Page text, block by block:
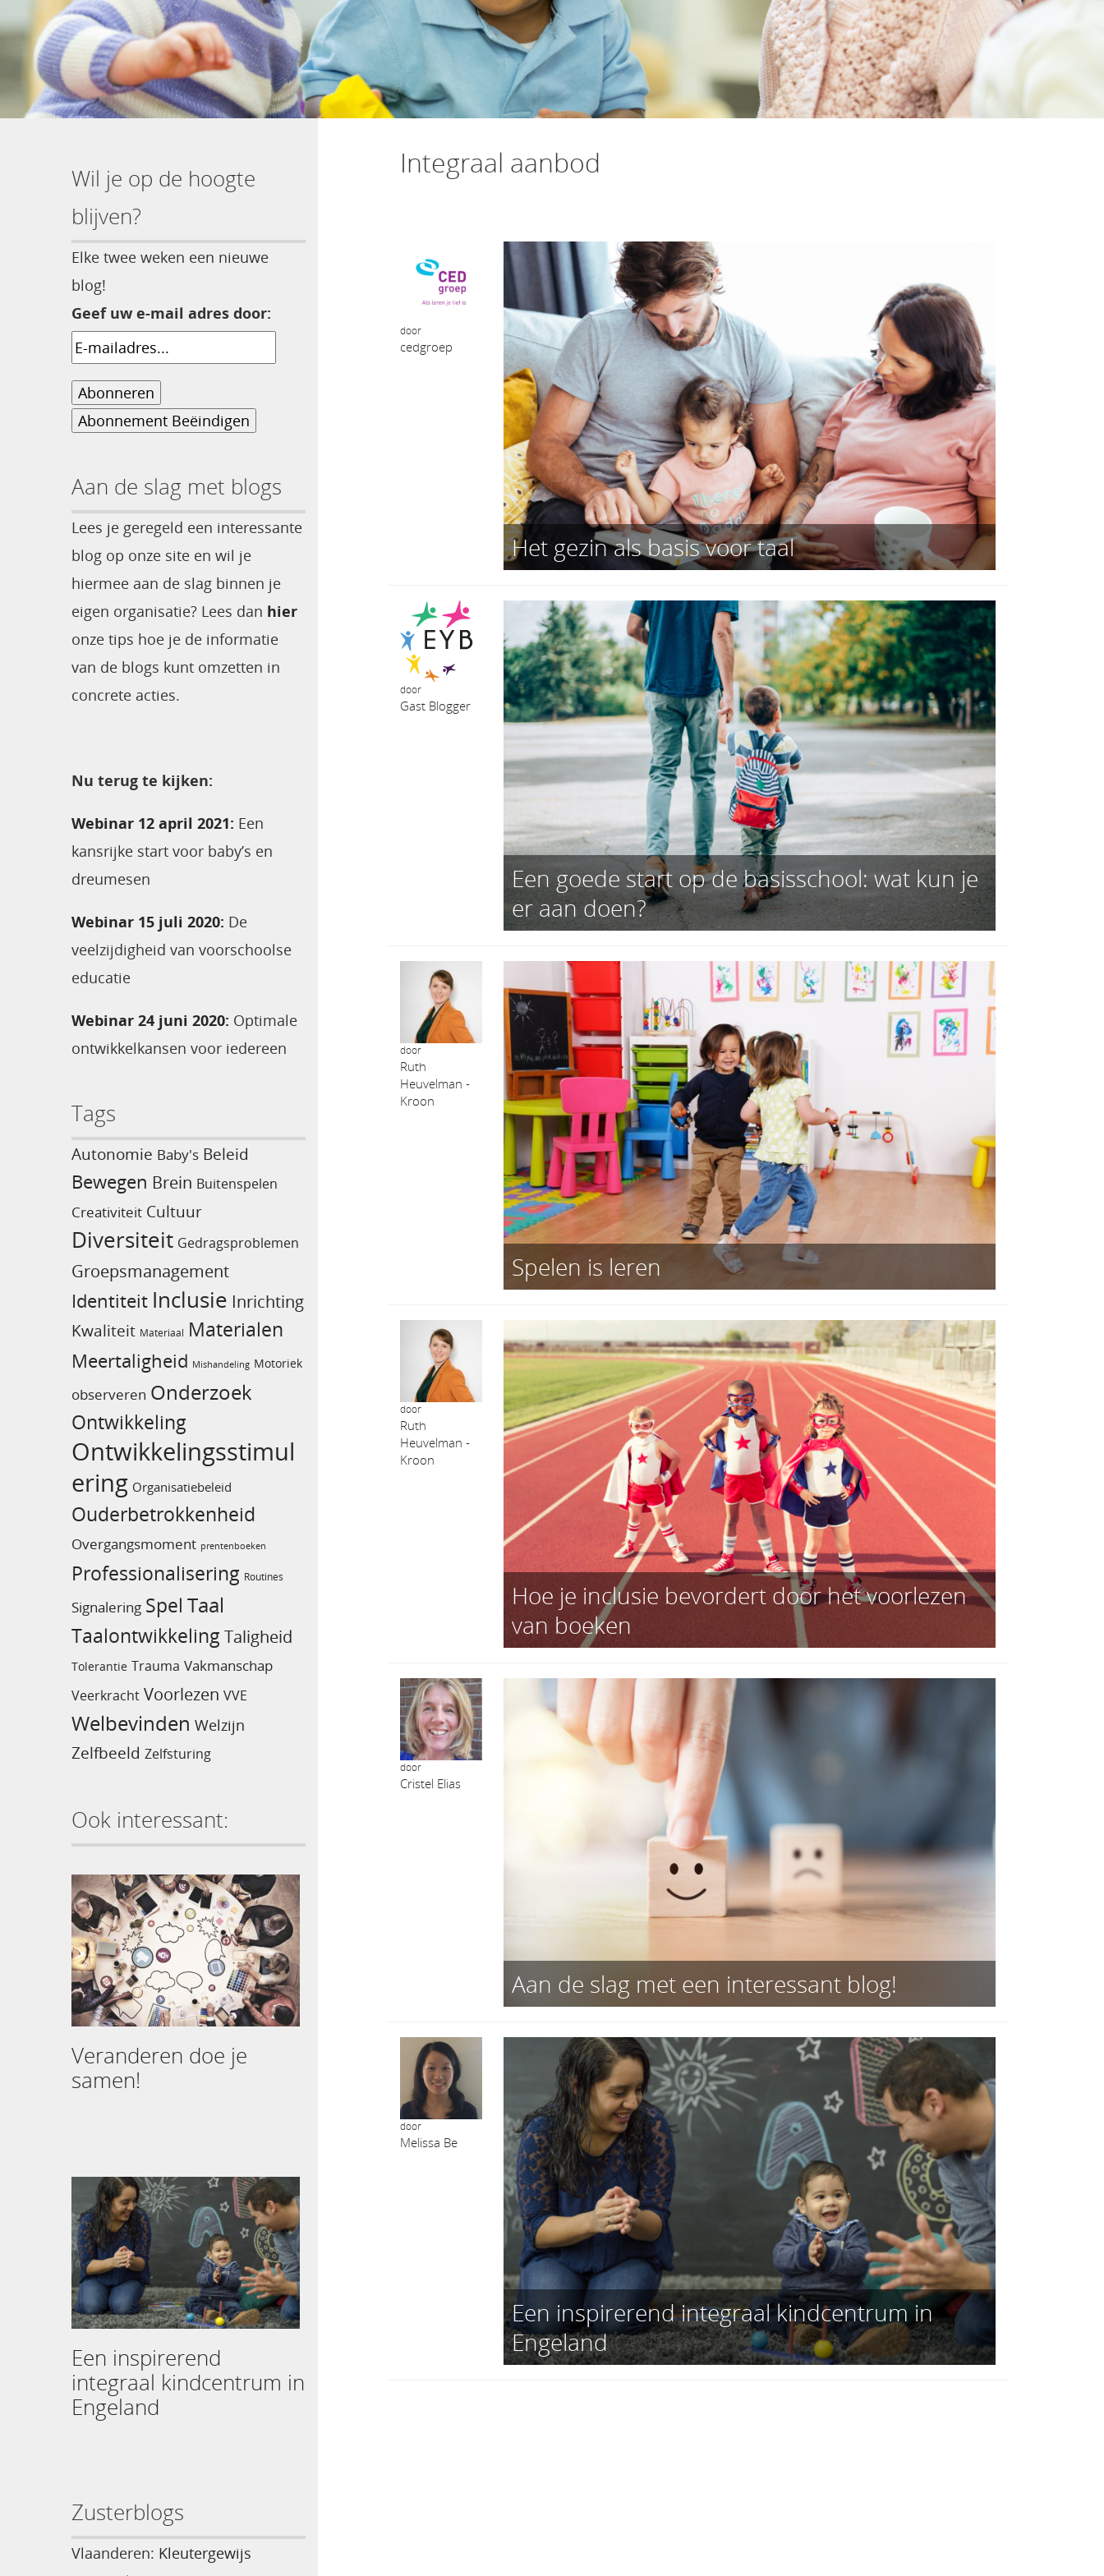
Wil je op de hoogte
blijven?
Elke twee weken een nieuwe
blog!
Geef uw e-mail adres door:
Aan de slag met blogs
Lees je geregeld een interessante
blog op onze site en wil je
hiermee aan de slag binnen je
eigen organisatie? Lees dan hier
onze tips hoe je de informatie
van de blogs kunt omzetten in
concrete acties.
Nu terug te kijken:
Webinar 12 april 2021: Een
kansrijke start voor baby’s en
dreumesen
Webinar 15 juli 2020: De
veelzijdigheid van voorschoolse
educatie
Webinar 24 juni 2020: Optimale
ontwikkelkansen voor iedereen
Tags
Autonomie Baby's Beleid
Bewegen Brein Buitenspelen
Creativiteit Cultuur
Diversiteit Gedragsproblemen
Groepsmanagement
Identiteit Inclusie Inrichting
Kwaliteit Materiaal Materialen
Meertaligheid Mishandeling Motoriek
observeren Onderzoek
Ontwikkeling
Ontwikkelingsstimul
ering Organisatiebeleid
Ouderbetrokkenheid
Overgangsmoment prentenboeken
Professionalisering Routines
Signalering Spel Taal
Taalontwikkeling Taligheid
Tolerantie Trauma Vakmanschap
Veerkracht Voorlezen VVE
Welbevinden Welzijn
Zelfbeeld Zelfsturing
Ook interessant:
Veranderen doe je
samen!
Een inspirerend
integraal kindcentrum in
Engeland
Zusterblogs
Vlaanderen: Kleutergewijs
Integraal aanbod
door
cedgroep
Het gezin als basis voor taal
door
Gast Blogger
Een goede start op de basisschool: wat kun je
er aan doen?
door
Ruth
Heuvelman -
Kroon
Spelen is leren
door
Ruth
Heuvelman -
Kroon
Hoe je inclusie bevordert door het voorlezen
van boeken
door
Cristel Elias
Aan de slag met een interessant blog!
door
Melissa Be
Een inspirerend integraal kindcentrum in
Engeland